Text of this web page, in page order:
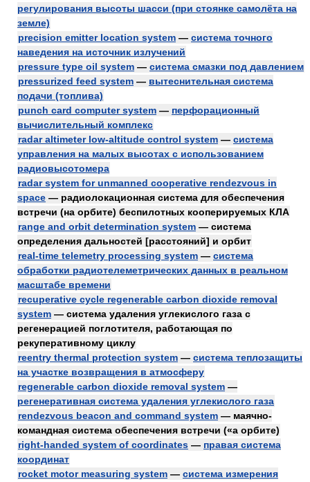
регулирования высоты шасси (при стоянке самолёта на
земле)
precision emitter location system — система точного
наведения на источник излучений
pressure type oil system — система смазки под давлением
pressurized feed system — вытеснительная система
подачи (топлива)
punch card computer system — перфорационный
вычислительный комплекс
radar altimeter low-altitude control system — система
управления на малых высотах с использованием
радиовысотомера
radar system for unmanned cooperative rendezvous in
space — радиолокационная система для обеспечения
встречи (на орбите) беспилотных кооперируемых КЛА
range and orbit determination system — система
определения дальностей [расстояний] и орбит
real-time telemetry processing system — система
обработки радиотелеметрических данных в реальном
масштабе времени
recuperative cycle regenerable carbon dioxide removal
system — система удаления углекислого газа с
регенерацией поглотителя, работающая по
рекуперативному циклу
reentry thermal protection system — система теплозащиты
на участке возвращения в атмосферу
regenerable carbon dioxide removal system —
регенеративная система удаления углекислого газа
rendezvous beacon and command system — маячно-
командная система обеспечения встречи («а орбите)
right-handed system of coordinates — правая система
координат
rocket motor measuring system — система измерения